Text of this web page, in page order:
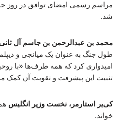
مراسم رسمی امضای توافق در روز
شد.
محمد بن عبدالرحمن بن جاسم آل
طول جنگ به عنوان یک میانجی و
امیدواری کرد که همه طرف‌ها «با
تثبیت این پیشرفت و تقویت آن کمک
کی‌یر استارمر، نخست وزیر انگلیس
خواند.